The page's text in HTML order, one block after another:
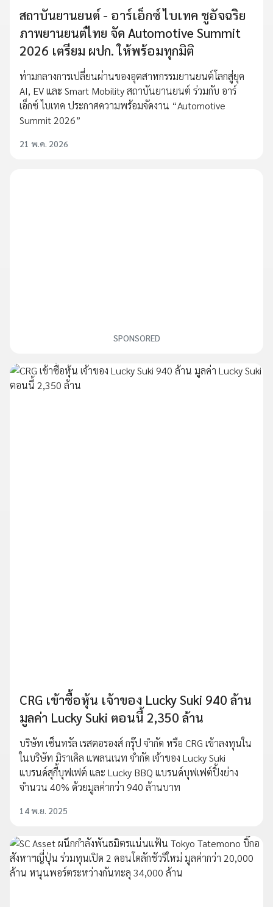
สถาบันยานยนต์ - อาร์เอ็กซ์ ไบเทค ชูอัจฉริย
ภาพยานยนต์ไทย จัด Automotive Summit
2026 เตรียม ผปก. ให้พร้อมทุกมิติ
ท่ามกลางการเปลี่ยนผ่านของอุตสาหกรรมยานยนต์โลกสู่ยุค
AI, EV และ Smart Mobility สถาบันยานยนต์ ร่วมกับ อาร์
เอ็กซ์ ไบเทค ประกาศความพร้อมจัดงาน “Automotive
Summit 2026”
21 พ.ค. 2026
SPONSORED
CRG เข้าซื้อหุ้น เจ้าของ Lucky Suki 940 ล้าน
มูลค่า Lucky Suki ตอนนี้ 2,350 ล้าน
บริษัท เซ็นทรัล เรสตอรองส์ กรุ๊ป จำกัด หรือ CRG เข้าลงทุนใน
ในบริษัท มิราเคิล แพลนเนท จำกัด เจ้าของ Lucky Suki
แบรนด์สุกี้บุฟเฟต์ และ Lucky BBQ แบรนด์บุฟเฟต์ปิ้งย่าง
จำนวน 40% ด้วยมูลค่ากว่า 940 ล้านบาท
14 พ.ย. 2025